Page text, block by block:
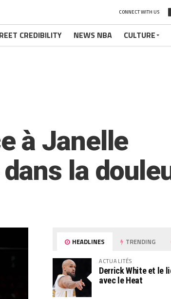
CONNECT WITH US
CREDIBILITY NEWS NBA CULTURE
à Janelle
la
HEADLINES TRENDING
ACTUALITÉS
Derrick White et le
avec le Heat